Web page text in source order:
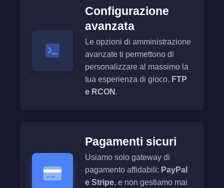
Configurazione
avanzata
Le opzioni di amministrazione
avanzate ti permettono di
personalizzare al massimo la
tua esperienza di gioco. FTP
e RCON .
Pagamenti sicuri
Usiamo solo gateway di
pagamento affidabili: PayPal
e Stripe, e non gestiamo mai